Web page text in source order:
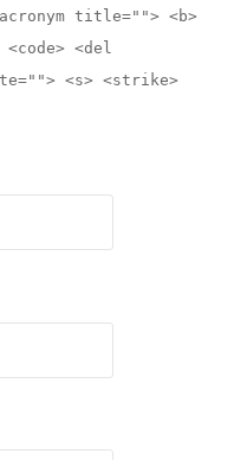
title=""> <b>
<del
<s> <strike>